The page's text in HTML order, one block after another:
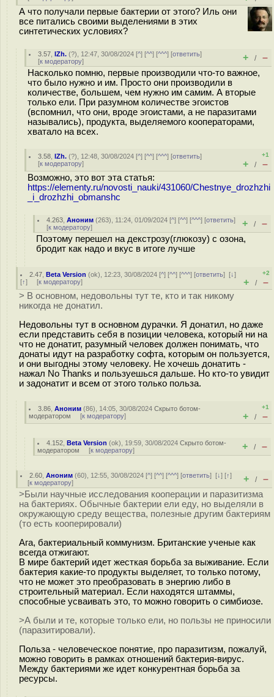
А что получали первые бактерии от этого? Иль они
все питались своими выделениями в этих
синтетических условиях?
3.57 ,IZh. (?), 12:47, 30/08/2024 [^] [^^] [^^^] [ответить]
[к модератору] + / –
Насколько помню, первые производили что-то важное,
что было нужно и им. Просто они производили в
количестве, большем, чем нужно им самим. А вторые
только ели. При разумном количестве эгоистов
(вспомнил, что они, вроде эгоистами, а не паразитами
назывались), продукта, выделяемого кооператорами,
хватало на всех.
3.58 ,IZh. (?), 12:48, 30/08/2024 [^] [^^] [^^^] [ответить]
[к модератору]
+1
+ / –
Возможно, это вот эта статья:
https://elementy.ru/novosti_nauki/431060/Chestnye_drozhzhi
_i_drozhzhi_obmanshc
4.263 ,Аноним (263), 11:24, 01/09/2024 [^] [^^] [^^^] [ответить]
[к модератору] + / –
Поэтому перешел на декстрозу(глюкозу) с озона,
бродит как надо и вкус в итоге лучше
2.47 ,Beta Version (ok), 12:23, 30/08/2024 [^] [^^] [^^^] [ответить][↓]
[↑] [к модератору]
+2
+ / –
> В основном, недовольны тут те, кто и так никому
никогда не донатил.
Недовольны тут в основном дурачки. Я донатил, но даже
если представить себя в позиции человека, который ни на
что не донатит, разумный человек должен понимать, что
донаты идут на разработку софта, которым он пользуется,
и они выгодны этому человеку. Не хочешь донатить -
нажал No Thanks и пользуешься дальше. Но кто-то увидит
и задонатит и всем от этого только польза.
3.86 ,Аноним (86), 14:05, 30/08/2024Скрыто ботом-
модератором [к модератору]
+1
+ / –
4.152 ,Beta Version (ok), 19:59, 30/08/2024Скрыто ботом-
модератором [к модератору] + / –
2.60 ,Аноним (60), 12:55, 30/08/2024 [^] [^^] [^^^] [ответить][↓] [↑]
[к модератору] + / –
>Были научные исследования кооперации и паразитизма
на бактериях. Обычные бактерии ели еду, но выделяли в
окружающую среду вещества, полезные другим бактериям
(то есть кооперировали)
Ага, бактериальный коммунизм. Британские ученые как
всегда отжигают.
В мире бактерий идет жесткая борьба за выживание. Если
бактерия какие-то продукты выделяет, то только потому,
что не может это преобразовать в энергию либо в
строительный материал. Если находятся штаммы,
способные усваивать это, то можно говорить о симбиозе.
>А были и те, которые только ели, но пользы не приносили
(паразитировали).
Польза - человеческое понятие, про паразитизм, пожалуй,
можно говорить в рамках отношений бактерия-вирус.
Между бактериями же идет конкурентная борьба за
ресурсы.